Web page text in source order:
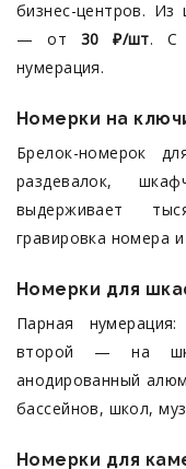
бизнес-центров.
— от 30 ₽/шт. С
нумерация.
Номерки на
Брелок-номерок
раздевалок,
выдерживает
гравировка номера
Номерки для
Парная
второй — на
анодированный
бассейнов, школ,
Номерки для